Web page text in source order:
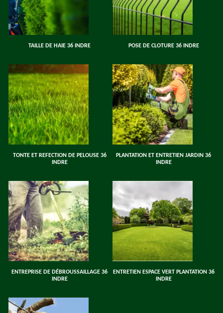
TAILLE DE HAIE 36 INDRE POSE DE CLOTURE 36 INDRE
TONTE ET REFECTION DE PELOUSE 36
INDRE
PLANTATION ET ENTRETIEN JARDIN 36
INDRE
ENTREPRISE DE DÉBROUSSAILLAGE 36
INDRE
ENTRETIEN ESPACE VERT PLANTATION 36
INDRE